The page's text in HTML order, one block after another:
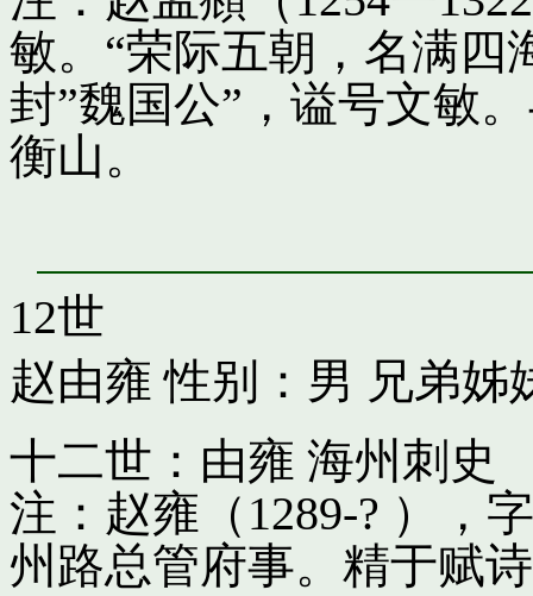
敏。“荣际五朝，名满四
封”魏国公”，谥号文敏
衡山。
12世
赵由雍 性别：男 兄弟姊
十二世：由雍 海州刺史
注：赵雍（1289-? ），
州路总管府事。精于赋